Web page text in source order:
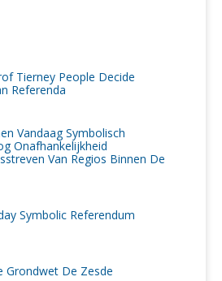
Tierney People Decide
Referenda
Vandaag Symbolisch
Onafhankelijkheid
Van Regios Binnen De
Symbolic Referendum
Grondwet De Zesde